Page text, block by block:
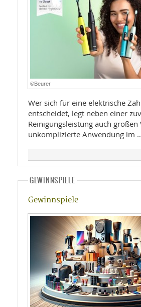
©Beurer
Wer sich für eine elektrische
entscheidet, legt neben einer
Reinigungsleistung auch großen
unkomplizierte Anwendung im
GEWINNSPIELE
Gewinnspiele